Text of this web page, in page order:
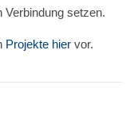
Verbindung setzen.
Projekte hier vor.